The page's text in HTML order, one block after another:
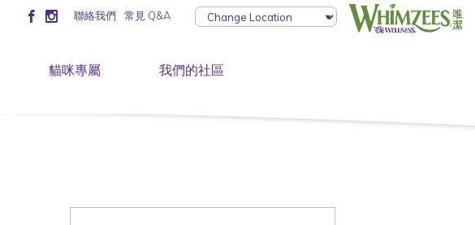
聯絡我們 常見 Q&A
貓咪專屬 我們的社區